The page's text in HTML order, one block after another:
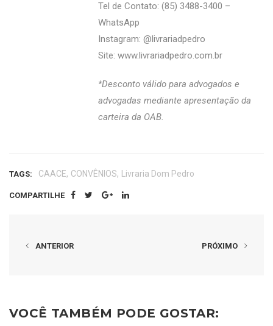
Tel de Contato: (85) 3488-3400 –
WhatsApp
Instagram: @‌livrariadpedro
Site:www.livrariadpedro.com.br
*Desconto válido para advogados e
advogadas mediante apresentação da
carteira da OAB.
TAGS: CAACE, CONVÊNIOS, Livraria Dom Pedro
COMPARTILHE
ANTERIOR PRÓXIMO
VOCÊ TAMBÉM PODE GOSTAR: